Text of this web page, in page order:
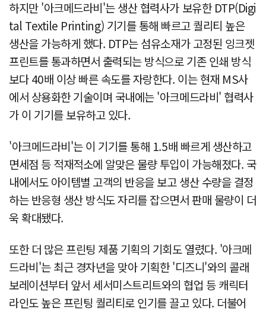
하지만 '아크메드라비'는 생산 협력사가 보유한 DTP(Digi
tal Textile Printing) 기기를 통해 빠르고 퀄리티 높은
생산을 가능하게 했다. DTP는 섬유소재가 고정된 잉크젯
프린트를 통과하면서 출력되는 방식으로 기존 인쇄 방식
보다 40배 이상 빠른 속도를 자랑한다. 이는 현재 MS사
에서 상용화한 기술이며 국내에는 '아크메드라비' 협력사
가 이 기기를 보유하고 있다.
'아크메드라비'는 이 기기를 통해 1.5배 빠르게 생산하고
면세점 등 적재적소에 알맞은 물량 투입이 가능해졌다. 국
내에서도 아이템별 고객의 반응을 보고 생산 수량을 결정
하는 반응형 생산 방식도 자리를 잡으면서 판매 물량이 더
욱 확대됐다.
또한 더 많은 프린팅 제품 기획의 기회도 열렸다. '아크메
드라비'는 최근 경자년을 맞아 기획한 '디즈니'와의 콜래
보레이션부터 앞서 세서미스트리트와의 협업 등 캐릭터
라인도 높은 프린팅 퀄리티로 인기를 끌고 있다. 더불어